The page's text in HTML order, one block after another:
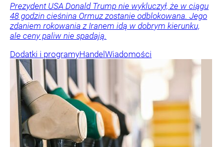
Prezydent USA Donald Trump nie wykluczył, że w ciągu
48 godzin cieśnina Ormuz zostanie odblokowana. Jego
zdaniem rokowania z Iranem idą w dobrym kierunku,
ale ceny paliw nie spadają.
Dodatki i programyHandel Wiadomości